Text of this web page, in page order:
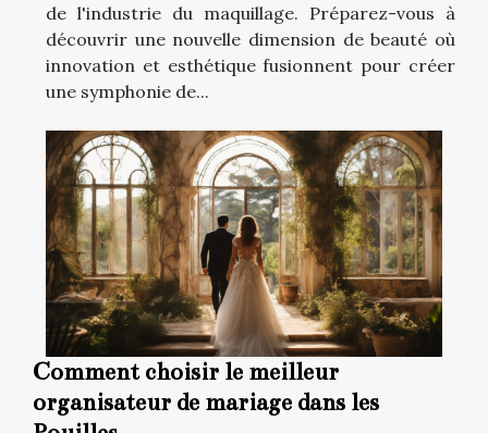
de l'industrie du maquillage. Préparez-vous à
découvrir une nouvelle dimension de beauté où
innovation et esthétique fusionnent pour créer
une symphonie de...
Comment choisir le meilleur
organisateur de mariage dans les